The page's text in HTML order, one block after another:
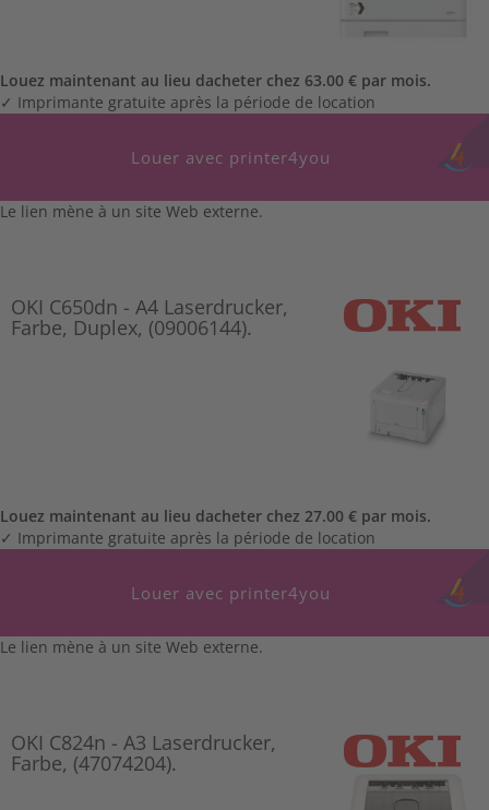
Louez maintenant au lieu dacheter chez 63.00 € par mois.
✓ Imprimante gratuite après la période de location
Louer avec printer4you
Le lien mène à un site Web externe.
OKI C650dn - A4 Laserdrucker,
Farbe, Duplex, (09006144).
Louez maintenant au lieu dacheter chez 27.00 € par mois.
✓ Imprimante gratuite après la période de location
Louer avec printer4you
Le lien mène à un site Web externe.
OKI C824n - A3 Laserdrucker,
Farbe, (47074204).